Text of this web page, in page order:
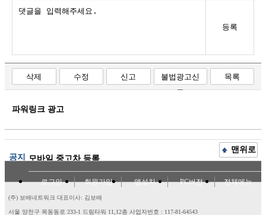
등록
삭제 수정 신고
불법광고신
고
목록
파워링크 광고
공지 모바일 중고차 등록
맨위로
로그인 회원가입 앱설치 PC버전 전체메뉴
(주) 보배네트워크 대표이사: 김보배
서울 양천구 목동동로 233-1 드림타워 11,12층 사업자번호 : 117-81-64543